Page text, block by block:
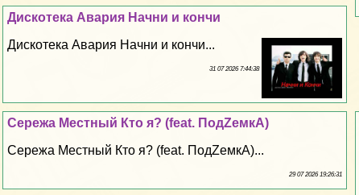
Дискотека Авария Начни и кончи
Дискотека Авария Начни и кончи...
31 07 2026 7:44:38
Сережа Местный Кто я? (feat. ПодZемкА)
Сережа Местный Кто я? (feat. ПодZемкА)...
29 07 2026 19:26:31